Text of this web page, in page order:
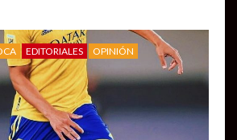
EDITORIALES OPINIÓN